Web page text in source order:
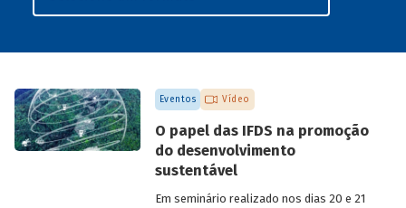
Eventos Vídeo
O papel das IFDS na promoção
do desenvolvimento
sustentável
Em seminário realizado nos dias 20 e 21